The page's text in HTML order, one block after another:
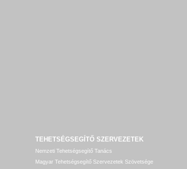
TEHETSÉGSEGÍTŐ SZERVEZETEK
Nemzeti Tehetségsegítő Tanács
Magyar Tehetségsegítő Szervezetek Szövetsége